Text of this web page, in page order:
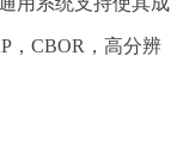
，CBOR，高分辨